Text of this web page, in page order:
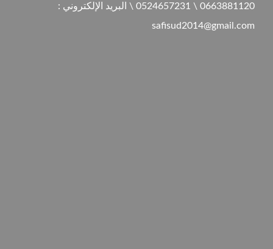
0663881120 \ 0524657231 \ البريد الإلكتروني :
safisud2014@gmail.com